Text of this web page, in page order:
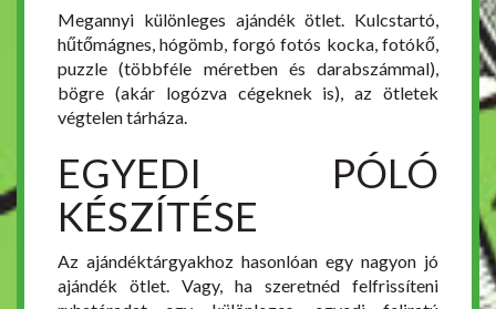
Megannyi különleges ajándék ötlet. Kulcstartó,
hűtőmágnes, hógömb, forgó fotós kocka, fotókő,
puzzle (többféle méretben és darabszámmal),
bögre (akár logózva cégeknek is), az ötletek
végtelen tárháza.
EGYEDI PÓLÓ
KÉSZÍTÉSE
Az ajándéktárgyakhoz hasonlóan egy nagyon jó
ajándék ötlet. Vagy, ha szeretnéd felfrissíteni